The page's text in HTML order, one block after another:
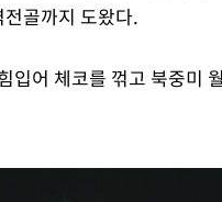
골까지 도왔다.
입어 체코를 꺾고 북중미